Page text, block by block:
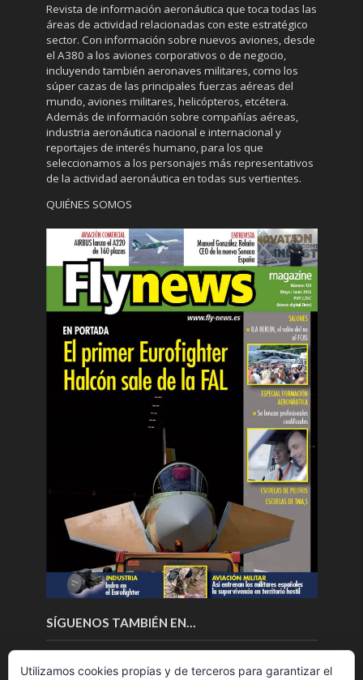
Revista de información aeronáutica que toca todas las
áreas de actividad relacionadas con este estratégico
sector. Con información sobre nuevos aviones, desde
el A380 a los aviones corporativos o de negocio,
incluyendo también aeronaves militares, como los
súper cazas de las principales fuerzas aéreas del
mundo, aviones militares, helicópteros, etcétera.
Además de información sobre compañías aéreas,
industria aeronáutica nacional e internacional y
reportajes de interés humano, para los que
seleccionamos a los personajes más representativos
de la actividad aeronáutica en todas sus vertientes.
QUIÉNES SOMOS
SÍGUENOS TAMBIÉN EN…
Utilizamos cookies propias y de terceros para garantizar el